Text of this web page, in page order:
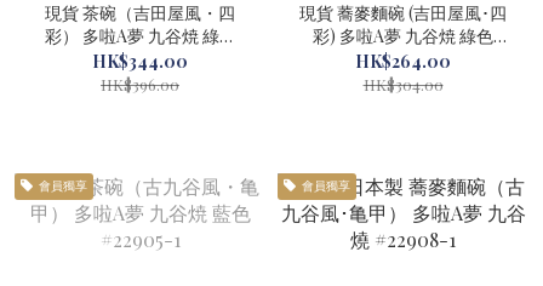
現貨 茶碗（吉田屋風・四
彩） 多啦A夢 九谷焼 綠色
#22906-1
HK$344.00
HK$396.00
現貨 蕎麥麵碗 (吉田屋風･四
彩) 多啦A夢 九谷焼 綠色
#22909-1
HK$264.00
HK$304.00
會員獨享 會員獨享